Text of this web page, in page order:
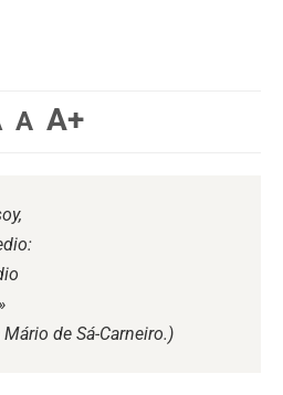
A A+
de Sá-Carneiro.)